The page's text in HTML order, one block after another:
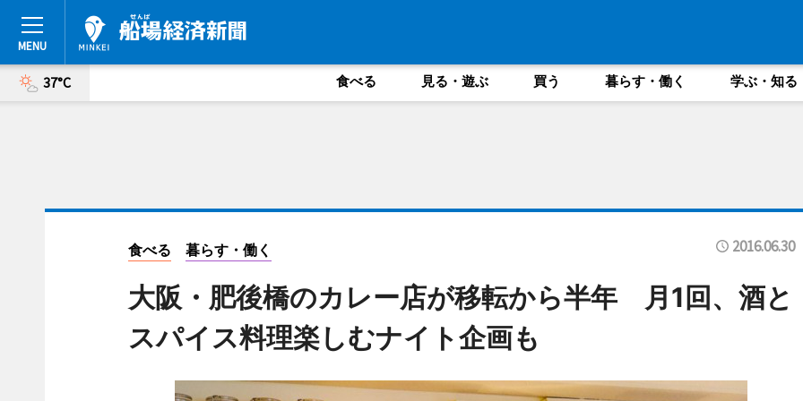
37°C 食べる 見る・遊ぶ 買う 暮らす・働く 学ぶ・知る
食べる 暮らす・働く 2016.06.30
大阪・肥後橋のカレー店が移転から半年 月1回、酒と
スパイス料理楽しむナイト企画も